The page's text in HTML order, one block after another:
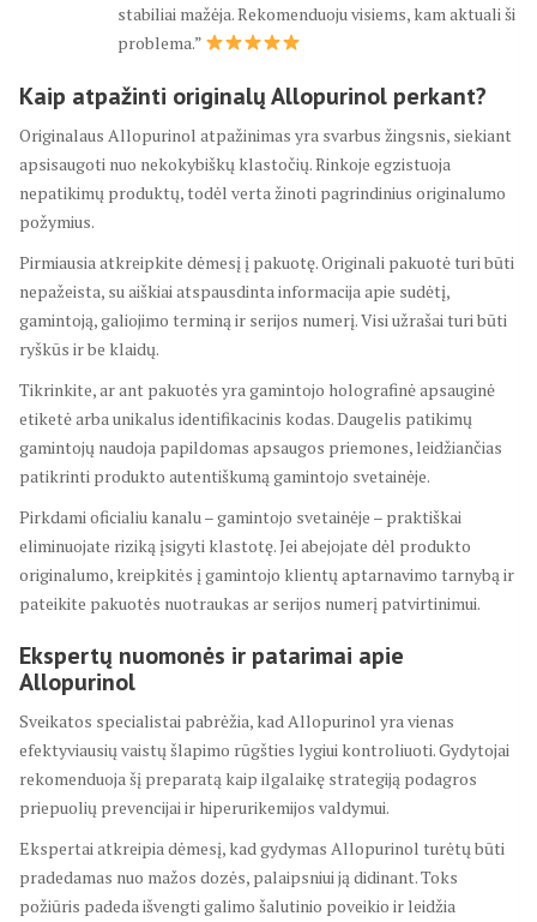
stabiliai mažėja. Rekomenduoju visiems, kam aktuali ši
problema.”
Kaip atpažinti originalų Allopurinol perkant?
Originalaus Allopurinol atpažinimas yra svarbus žingsnis, siekiant
apsisaugoti nuo nekokybiškų klastočių. Rinkoje egzistuoja
nepatikimų produktų, todėl verta žinoti pagrindinius originalumo
požymius.
Pirmiausia atkreipkite dėmesį į pakuotę. Originali pakuotė turi būti
nepažeista, su aiškiai atspausdinta informacija apie sudėtį,
gamintoją, galiojimo terminą ir serijos numerį. Visi užrašai turi būti
ryškūs ir be klaidų.
Tikrinkite, ar ant pakuotės yra gamintojo holografinė apsauginė
etiketė arba unikalus identifikacinis kodas. Daugelis patikimų
gamintojų naudoja papildomas apsaugos priemones, leidžiančias
patikrinti produkto autentiškumą gamintojo svetainėje.
Pirkdami oficialiu kanalu – gamintojo svetainėje – praktiškai
eliminuojate riziką įsigyti klastotę. Jei abejojate dėl produkto
originalumo, kreipkitės į gamintojo klientų aptarnavimo tarnybą ir
pateikite pakuotės nuotraukas ar serijos numerį patvirtinimui.
Ekspertų nuomonės ir patarimai apie
Allopurinol
Sveikatos specialistai pabrėžia, kad Allopurinol yra vienas
efektyviausių vaistų šlapimo rūgšties lygiui kontroliuoti. Gydytojai
rekomenduoja šį preparatą kaip ilgalaikę strategiją podagros
priepuolių prevencijai ir hiperurikemijos valdymui.
Ekspertai atkreipia dėmesį, kad gydymas Allopurinol turėtų būti
pradedamas nuo mažos dozės, palaipsniui ją didinant. Toks
požiūris padeda išvengti galimo šalutinio poveikio ir leidžia